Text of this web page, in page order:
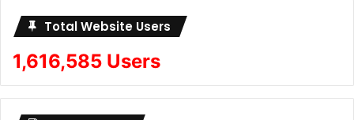
Total Website Users
1,616,585 Users